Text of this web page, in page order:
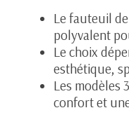
Le fauteuil
polyvalent
Le choix
esthétique,
Les modèles
confort et